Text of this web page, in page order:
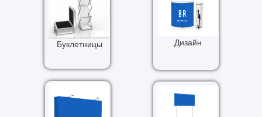
Буклетницы Дизайн